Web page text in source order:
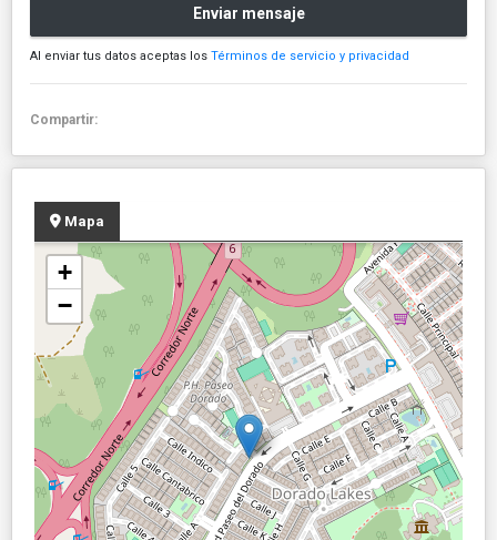
Enviar mensaje
Al enviar tus datos aceptas los Términos de servicio y privacidad
Compartir:
Mapa
+
−